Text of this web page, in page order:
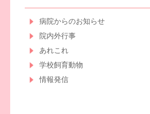
病院からのお知らせ
院内外行事
あれこれ
学校飼育動物
情報発信